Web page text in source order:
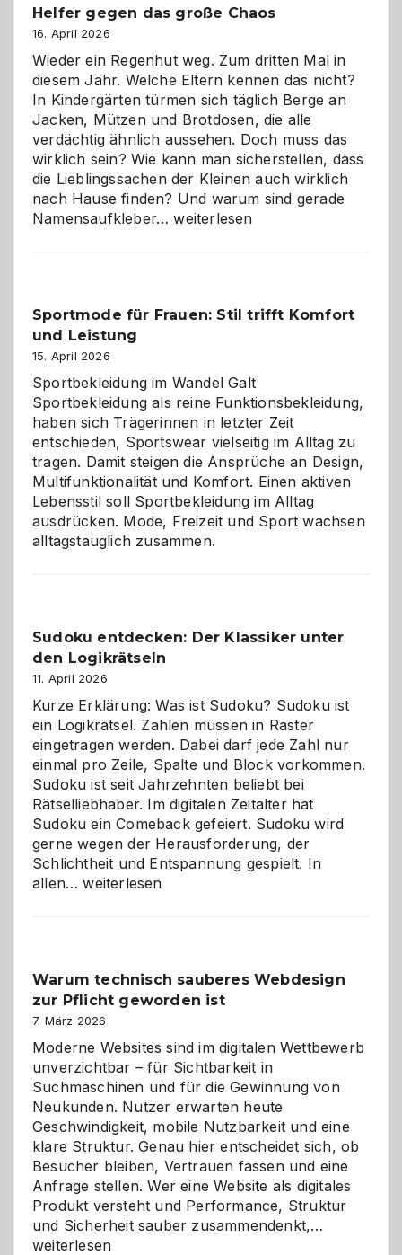
eine
Wahl?
Helfer gegen das große Chaos
16. April 2026
Wieder ein Regenhut weg. Zum dritten Mal in
diesem Jahr. Welche Eltern kennen das nicht?
In Kindergärten türmen sich täglich Berge an
Jacken, Mützen und Brotdosen, die alle
verdächtig ähnlich aussehen. Doch muss das
wirklich sein? Wie kann man sicherstellen, dass
die Lieblingssachen der Kleinen auch wirklich
nach Hause finden? Und warum sind gerade
Namensaufkleber…Namensaufkleber
gegen
Chaos
weiterlesen
Sportmode für Frauen: Stil trifft Komfort
und Leistung
15. April 2026
Sportbekleidung im Wandel Galt
Sportbekleidung als reine Funktionsbekleidung,
haben sich Trägerinnen in letzter Zeit
entschieden, Sportswear vielseitig im Alltag zu
tragen. Damit steigen die Ansprüche an Design,
Multifunktionalität und Komfort. Einen aktiven
Lebensstil soll Sportbekleidung im Alltag
ausdrücken. Mode, Freizeit und Sport wachsen
alltagstauglich zusammen.
Sudoku entdecken: Der Klassiker unter
den Logikrätseln
11. April 2026
Kurze Erklärung: Was ist Sudoku? Sudoku ist
ein Logikrätsel. Zahlen müssen in Raster
eingetragen werden. Dabei darf jede Zahl nur
einmal pro Zeile, Spalte und Block vorkommen.
Sudoku ist seit Jahrzehnten beliebt bei
Rätselliebhaber. Im digitalen Zeitalter hat
Sudoku ein Comeback gefeiert. Sudoku wird
gerne wegen der Herausforderung, der
Schlichtheit und Entspannung gespielt. In
allen…Sudoku
den
Logikrätseln
weiterlesen
Warum technisch sauberes Webdesign
zur Pflicht geworden ist
7. März 2026
Moderne Websites sind im digitalen Wettbewerb
unverzichtbar – für Sichtbarkeit in
Suchmaschinen und für die Gewinnung von
Neukunden. Nutzer erwarten heute
Geschwindigkeit, mobile Nutzbarkeit und eine
klare Struktur. Genau hier entscheidet sich, ob
Besucher bleiben, Vertrauen fassen und eine
Anfrage stellen. Wer eine Website als digitales
Produkt versteht und Performance, Struktur
und Sicherheit sauber zusammendenkt,…
weiterlesen